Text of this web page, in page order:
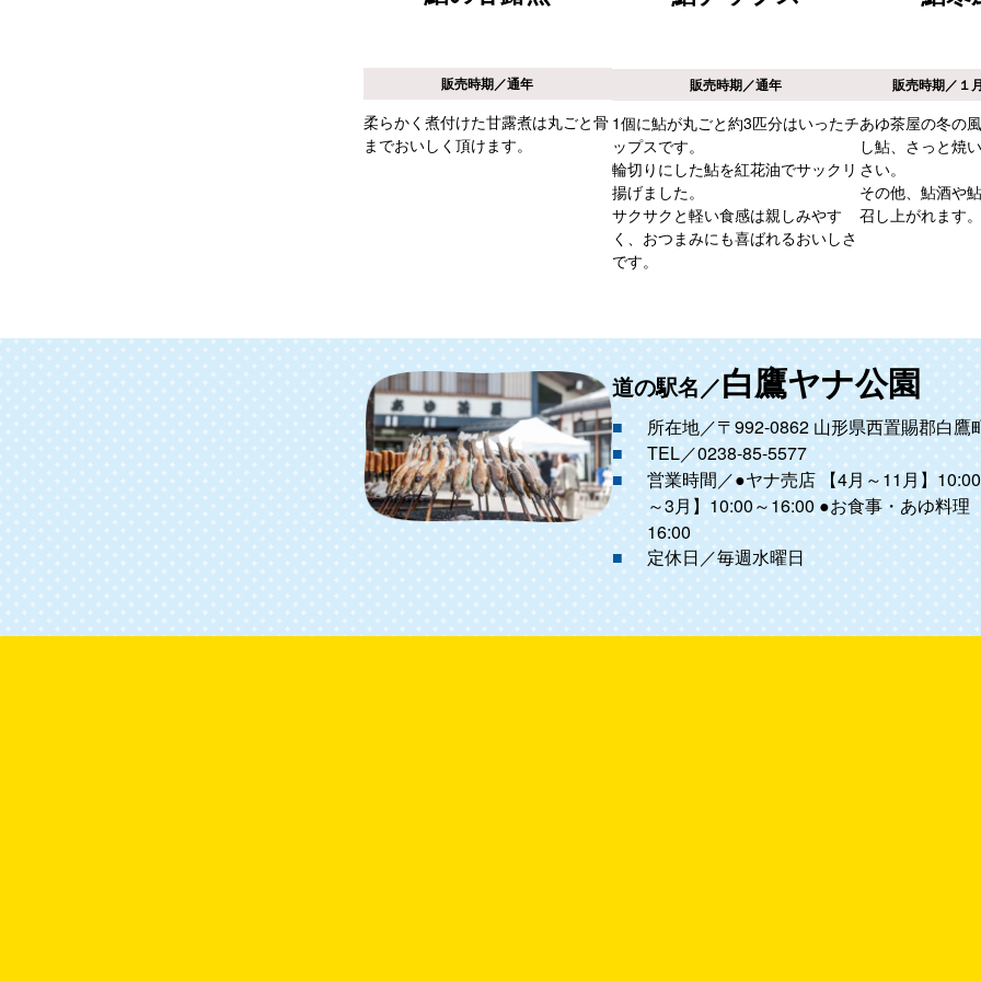
販売時期／通年
柔らかく煮付けた甘露煮は丸ごと骨
までおいしく頂けます。
販売時期／通年
1個に鮎が丸ごと約3匹分はいったチ
ップスです。
輪切りにした鮎を紅花油でサックリ
揚げました。
サクサクと軽い食感は親しみやす
く、おつまみにも喜ばれるおいしさ
です。
販売時期／１
あゆ茶屋の冬の
し鮎、さっと焼
さい。
その他、鮎酒や
召し上がれます。
道の駅名／白鷹ヤナ公園
所在地／〒992-0862 山形県西置賜郡白鷹
TEL／0238-85-5577
営業時間／●ヤナ売店 【4月～11月】
～3月】10:00～16:00 ●お食事・あゆ料理
16:00
定休日／毎週水曜日